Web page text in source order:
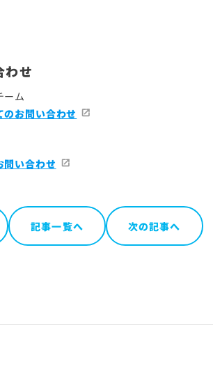
わせ
ム
のお問い合わせ
問い合わせ
記事一覧へ 次の記事へ